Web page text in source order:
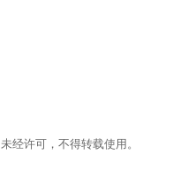
未经许可，不得转载使用。